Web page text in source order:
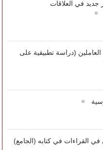
جديد في العلاقات
العاملين (دراسة تطبيقية على
في القراءات في كتابه (الجامع)